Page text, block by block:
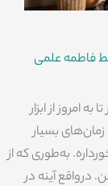
فاطمه علمی
امروز از ابزار
بسیار
به‌طوری که از
درواقع آینه در